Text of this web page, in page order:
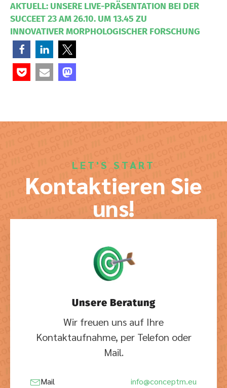
AKTUELL: UNSERE LIVE-PRÄSENTATION BEI DER
SUCCEET 23 AM 26.10. UM 13.45 ZU
INNOVATIVER MORPHOLOGISCHER FORSCHUNG
LET'S START
Kontaktieren Sie
uns!
Unsere Beratung
Wir freuen uns auf Ihre
Kontaktaufnahme, per Telefon oder
Mail.
Mail
info@conceptm.eu